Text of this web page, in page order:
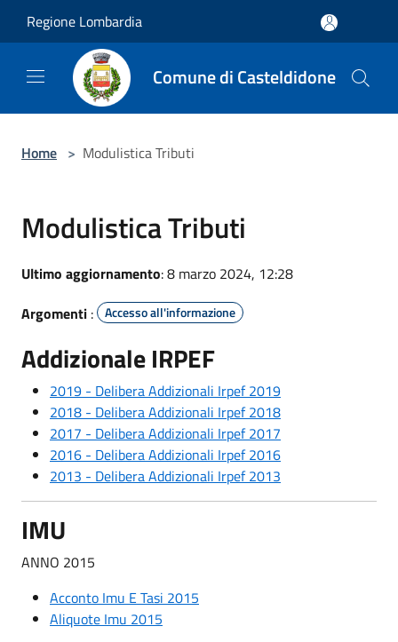
Regione Lombardia
Comune di Casteldidone
Home > Modulistica Tributi
Modulistica Tributi
Ultimo aggiornamento: 8 marzo 2024, 12:28
Argomenti : Accesso all'informazione
Addizionale IRPEF
2019 - Delibera Addizionali Irpef 2019
2018 - Delibera Addizionali Irpef 2018
2017 - Delibera Addizionali Irpef 2017
2016 - Delibera Addizionali Irpef 2016
2013 - Delibera Addizionali Irpef 2013
IMU
ANNO 2015
Acconto Imu E Tasi 2015
Aliquote Imu 2015